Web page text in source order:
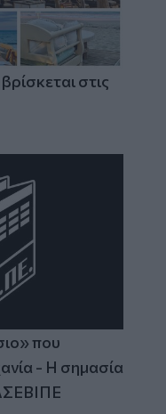
στις
που
- Η σημασία